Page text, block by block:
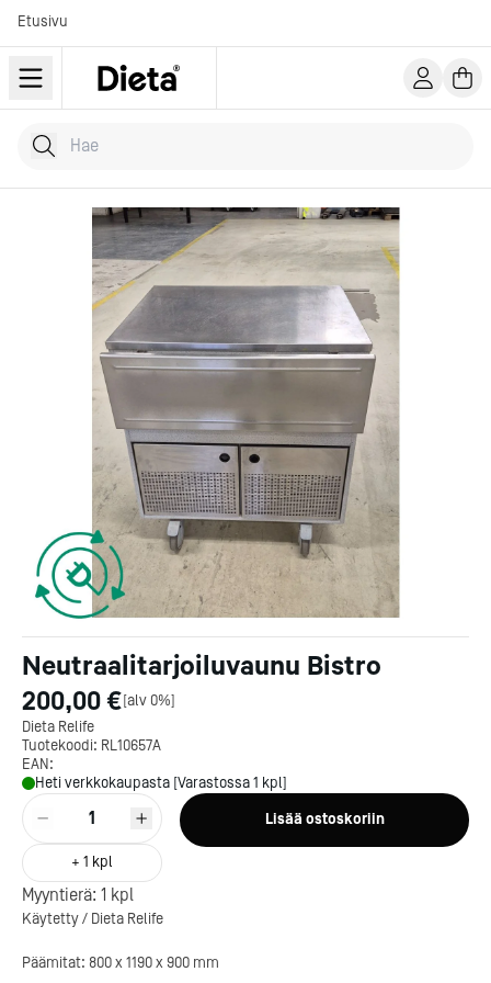
Etusivu
Hae tuotteita
Kirjoita hakusana...
Neutraalitarjoiluvaunu Bistro
200,00 €[alv 0%]
Dieta Relife
Tuotekoodi: RL10657A
EAN:
Heti verkkokaupasta [Varastossa 1 kpl]
1
+ 1 kpl
Lisää ostoskoriin
Myyntierä: 1 kpl
Käytetty / Dieta Relife
Päämitat: 800 x 1190 x 900 mm
Kotipizza on vuonna 1987
perustettu yritys, jolla on yli
Suomea. Dieta on tehnyt